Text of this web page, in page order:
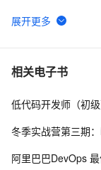
6 关于FEDORA15
7 Fedora 升级之
8 Fedora32
相关电子书
低代码开发师（初
冬季实战营第三期
阿里巴巴DevOps